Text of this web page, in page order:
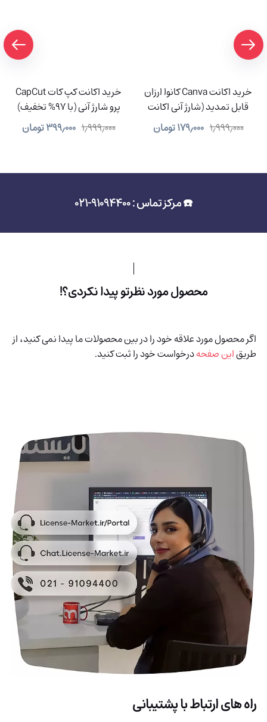
خرید اکانت Canva کانوا ارزان
قابل تمدید (شارژ آنی اکانت
شما) ۱٫۹۹۹٫۰۰۰ ۱۷۹٫۰۰۰تومان
خرید اکانت کپ کات CapCut
پرو شارژ آنی (با 97% تخفیف)
۱٫۹۹۹٫۰۰۰ ۳۹۹٫۰۰۰تومان
☎️ مرکز تماس : 91094400-021
محصول مورد نظرتو پیدا نکردی؟!
اگر محصول مورد علاقه خود را در بین محصولات ما پیدا نمی کنید، از
طریقاین صفحهدرخواست خود را ثبت کنید.
راه های ارتباط با پشتیبانی